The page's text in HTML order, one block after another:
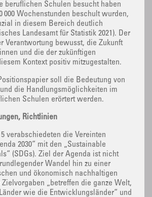
beruflichen Schulen besucht haben
000 Wochenstunden beschult wurden,
in diesem Bereich deutlich
Landesamt für Statistik 2021). Der
Verantwortung bewusst, die Zukunft
und die der zukünftigen
Kontext positiv mitzugestalten.
soll die Bedeutung von
die Handlungsmöglichkeiten im
Schulen erörtert werden.
Richtlinien
verabschiedeten die Vereinten
2030“ mit den „Sustainable
(SDGs). Ziel der Agenda ist nicht
Wandel hin zu einer
und ökonomisch nachhaltigen
„betreffen die ganze Welt,
wie die Entwicklungsländer“ und